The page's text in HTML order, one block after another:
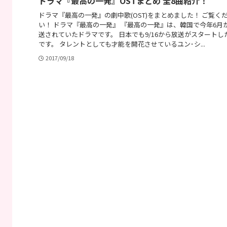
ドラマ『最高の一発』の劇中歌(OST)をまとめました！ ご覧く
い！ ドラマ『最高の一発』 『最高の一発』は、韓国で今年6月
送されていたドラマです。 日本でも9/16から放送がスタートし
です。 タレントとしても才能を開花させているユン･シ...
2017/09/18